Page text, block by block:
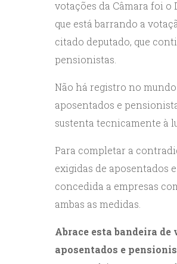
votações da Câmara foi o
que está barrando a
citado deputado, que
pensionistas.
Não há registro no
aposentados e
sustenta tecnicamente à
Para completar a
exigidas de aposentados
concedida a empresas
ambas as medidas.
Abrace esta bandeira
aposentados e